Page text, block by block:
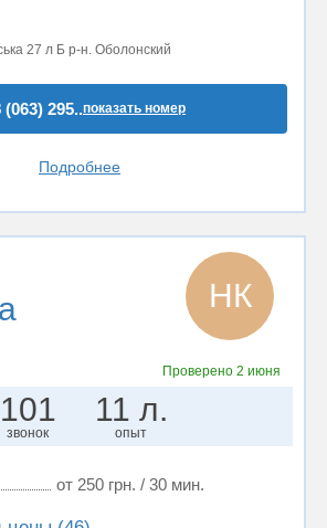
27 л Б р-н. Оболонский
(063) 295..показать номер
Подробнее
НК
Проверено2 июня
101
звонок
11 л.
опыт
от 250 грн. / 30 мин.